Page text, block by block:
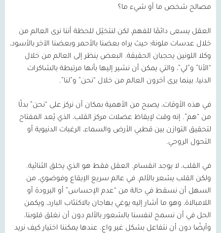
مصالح شخص ما أو شيء ما؟
العقل يسعى دائمًا للفهم، لكن لنتخيّل للحظة أننا نرى العالم من
خلال عدسات ملونة؛ حيث يراه بعضنا بالأحمر وبعضنا الآخر بالأسود،
وكلا اللونين يحجبان الحقيقة. البعض ينظر إلى العالم من خلال
“الأنا” و”لي”، والتي يمكن أن نشير إليها بأنها مرتبطة بالشاكرات
الدنيا، بينما يرى آخرون العالم من خلال “نحن” و”لنا”.
في هذه الأوقات، يصبح من الأهمية بمكان أن نركز على “نحن” بدلًا
من “هم”. إنه وقت لإيقاظ عضلات مركز القلب، الذي يُعد المفتاح
لتحقيق التوازن بين قطبي الأرض والسماء، الرغبات الدنيوية أو
التحول الروحي.
في القلب، لا يوجد انقسام. العقل فقط هو الذي يخلق الثنائية.
ولكن القلب يشعر بالألم. في عالم سريع الإيقاع وفوضوي، من
السهل أن نسقط في حالة من “عدم الإحساس” أو البرودة أو
اللامبالاة، وهو ما أشار إليه يوغي بهاجان بالاكتئاب البارد، ويكمن
الحل في أن نسمح لنفسنا بالشعور بالألم دون أن نغلق قلوبنا،
وأيضًا دون أن نتفاعل بشكل غير واعٍ. عندها يمكننا اختيار كيف نريد